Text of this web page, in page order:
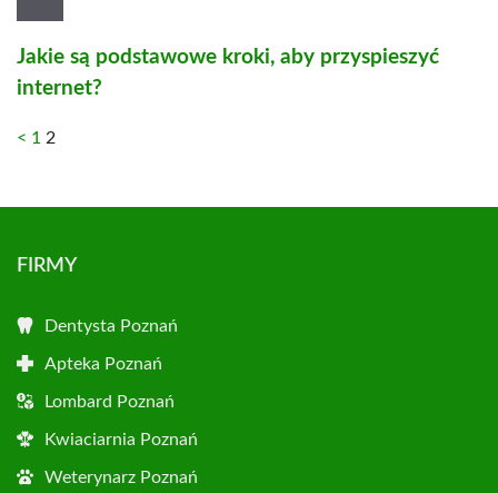
Jakie są podstawowe kroki, aby przyspieszyć
internet?
< 1 2
FIRMY
Dentysta Poznań
Apteka Poznań
Lombard Poznań
Kwiaciarnia Poznań
Weterynarz Poznań